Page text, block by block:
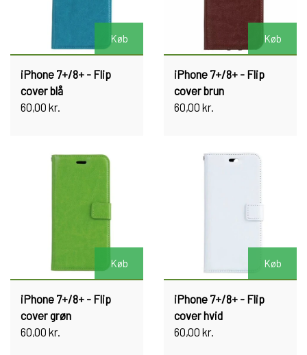
Køb
iPhone 7+/8+ - Flip
cover blå
60,00 kr.
Køb
iPhone 7+/8+ - Flip
cover brun
60,00 kr.
Køb
iPhone 7+/8+ - Flip
cover grøn
60,00 kr.
Køb
iPhone 7+/8+ - Flip
cover hvid
60,00 kr.